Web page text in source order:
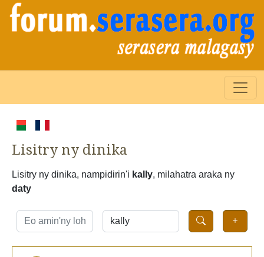
Lisitry ny dinika
Lisitry ny dinika, nampidirin'i kally, milahatra araka ny
daty